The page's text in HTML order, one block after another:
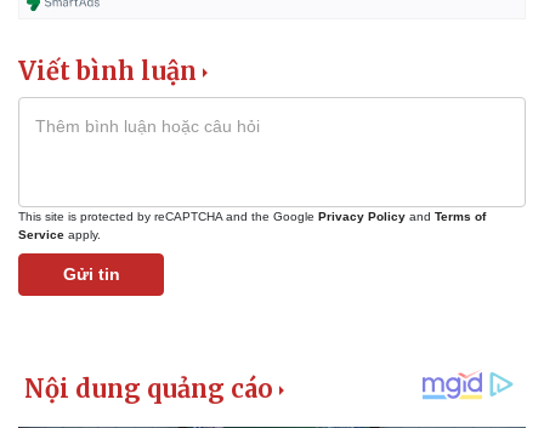
Kinh tế
Bất động sản
Khởi nghiệp
Thị trường
Viết bình luận
This site is protected by reCAPTCHA and the Google Privacy Policy and Terms of
Service apply.
Gửi tin